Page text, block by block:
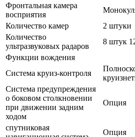
Фронтальная камера
восприятия
Количество камер
2 штуки
Количество
ультразвуковых радаров
8 штук
Функции вождения
Система круиз-контроля
Система предупреждения
о боковом столкновении
при движении задним
ходом
Опция
спутниковая
Опция